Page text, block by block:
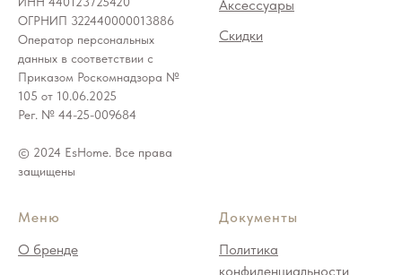
ОГРНИП 322440000013886
Оператор персональных
данных в соответствии с
Приказом Роскомнадзора №
105 от 10.06.2025
Рег. № 44-25-009684
© 2024 EsHome. Все права
защищены
Аксессуары
Скидки
Меню
О бренде
Документы
Политика
конфиденциальности